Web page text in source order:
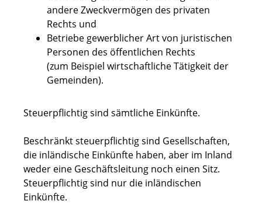
andere Zweckvermögen des privaten
Rechts und
Betriebe gewerblicher Art von juristischen
Personen des öffentlichen Rechts
(zum Beispiel wirtschaftliche Tätigkeit der
Gemeinden).
Steuerpflichtig sind sämtliche Einkünfte.
Beschränkt steuerpflichtig sind Gesellschaften,
die inländische Einkünfte haben, aber im Inland
weder eine Geschäftsleitung noch einen Sitz.
Steuerpflichtig sind nur die inländischen
Einkünfte.